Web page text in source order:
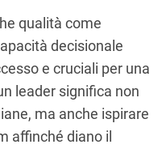
qualità come
decisionale
e cruciali per una
leader significa non
ma anche ispirare
affinché diano il